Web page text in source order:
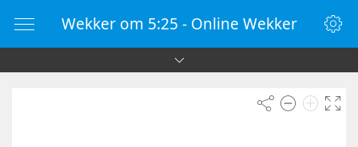
Wekker om 5:25 - Online Wekker